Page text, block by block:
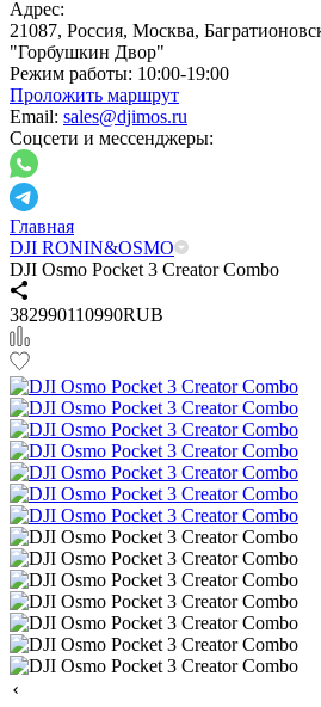
Адрес:
21087, Россия, Москва,
"Горбушкин Двор"
Режим работы: 10:00-19:00
Проложить маршрут
Email: sales@djimos.ru
Соцсети и мессенджеры:
Главная
DJI RONIN&OSMO
DJI Osmo Pocket 3 Creator Combo
382990110990RUB